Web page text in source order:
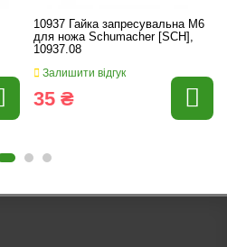
10937 Гайка запресувальна M6
для ножа Schumacher [SCH],
10937.08
Залишити відгук
35 ₴